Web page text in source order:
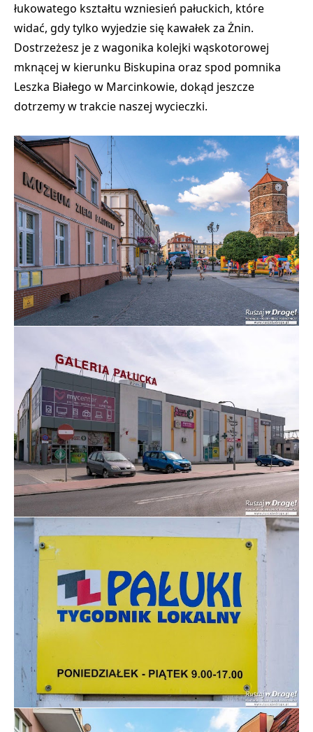
łukowatego kształtu wzniesień pałuckich, które
widać, gdy tylko wyjedzie się kawałek za Żnin.
Dostrzeżesz je z wagonika kolejki wąskotorowej
mknącej w kierunku Biskupina oraz spod pomnika
Leszka Białego w Marcinkowie, dokąd jeszcze
dotrzemy w trakcie naszej wycieczki.